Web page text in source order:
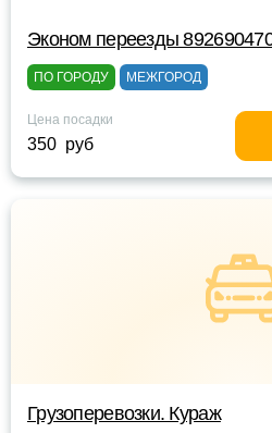
Эконом переезды
ПО ГОРОДУ МЕЖГОРОД
Цена посадки
350 руб
Грузоперевозки. Кураж